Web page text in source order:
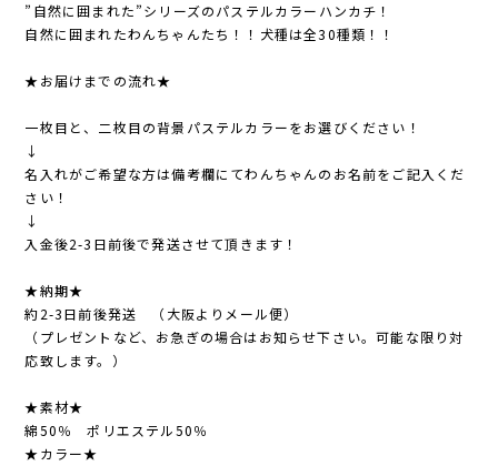
”自然に囲まれた”シリーズのパステルカラーハンカチ！
自然に囲まれたわんちゃんたち！！犬種は全30種類！！
★お届けまでの流れ★
一枚目と、二枚目の背景パステルカラーをお選びください！
↓
名入れがご希望な方は備考欄にてわんちゃんのお名前をご記入くだ
さい！
↓
入金後2-3日前後で発送させて頂きます！
★納期★
約2-3日前後発送 （大阪よりメール便）
（プレゼントなど、お急ぎの場合はお知らせ下さい。可能な限り対
応致します。）
★素材★
綿50％ ポリエステル50％
★カラー★